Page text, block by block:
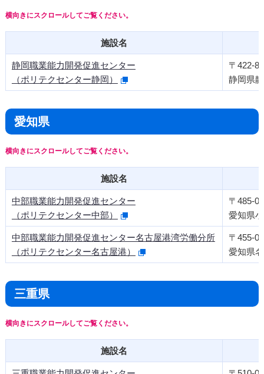
施設名
静岡職業能力開発促進センター
（ポリテクセンター静岡）
〒422-
静岡県
愛知県
施設名
中部職業能力開発促進センター
（ポリテクセンター中部）
〒485-
愛知県
中部職業能力開発促進センター名古屋港湾労働分所
（ポリテクセンター名古屋港）
〒455-
愛知県
三重県
施設名